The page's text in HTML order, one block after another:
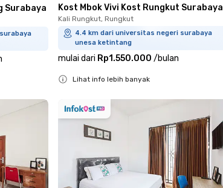
Surabaya Kost Mbok Vivi Kost Rungkut Surabaya
Kali Rungkut, Rungkut
4.4 km dari universitas negeri surabaya
unesa ketintang
mulai dari Rp1.550.000 /bulan
Lihat info lebih banyak